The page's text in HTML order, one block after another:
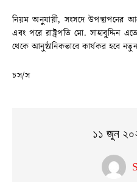
নিয়ম অনুযায়ী, সংসদে উপস্থাপনের
এবং পরে রাষ্ট্রপতি মো. সাহাবুদ্দিন
থেকে আনুষ্ঠানিকভাবে কার্যকর হবে
চস/স
১১ জুন